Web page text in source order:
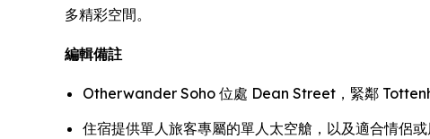
多精彩空間。
編輯備註
Otherwander Soho 位處 Dean Street，緊鄰
住宿提供單人旅客專屬的單人太空艙，以及適合情侶